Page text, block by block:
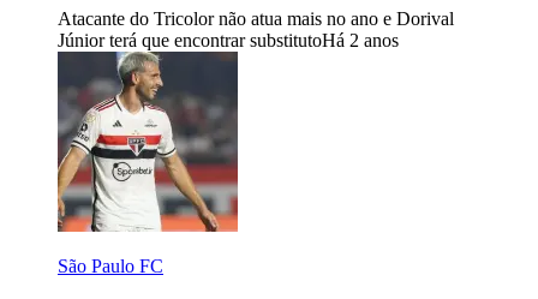
Atacante do Tricolor não atua mais no ano e Dorival
Júnior terá que encontrar substitutoHá 2 anos
São Paulo FC